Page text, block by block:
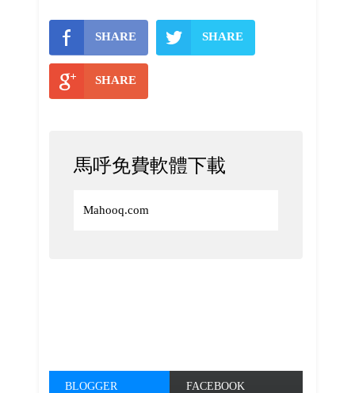
SHARE SHARE
SHARE
馬呼免費軟體下載
Mahooq.com
BLOGGER
FACEBOOK